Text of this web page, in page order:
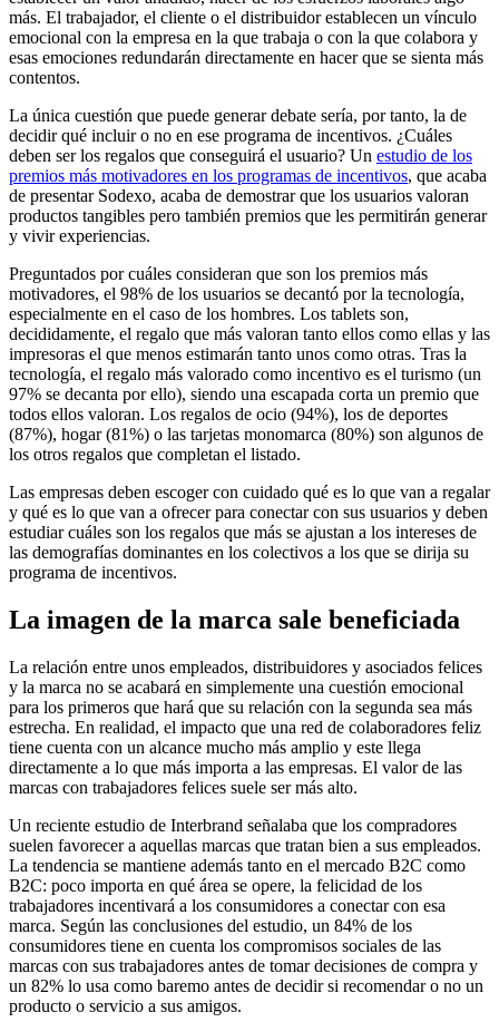
más. El trabajador, el cliente o el distribuidor establecen un vínculo
emocional con la empresa en la que trabaja o con la que colabora y
esas emociones redundarán directamente en hacer que se sienta más
contentos.
La única cuestión que puede generar debate sería, por tanto, la de
decidir qué incluir o no en ese programa de incentivos. ¿Cuáles
deben ser los regalos que conseguirá el usuario? Un estudio de los
premios más motivadores en los programas de incentivos, que acaba
de presentar Sodexo, acaba de demostrar que los usuarios valoran
productos tangibles pero también premios que les permitirán generar
y vivir experiencias.
Preguntados por cuáles consideran que son los premios más
motivadores, el 98% de los usuarios se decantó por la tecnología,
especialmente en el caso de los hombres. Los tablets son,
decididamente, el regalo que más valoran tanto ellos como ellas y las
impresoras el que menos estimarán tanto unos como otras. Tras la
tecnología, el regalo más valorado como incentivo es el turismo (un
97% se decanta por ello), siendo una escapada corta un premio que
todos ellos valoran. Los regalos de ocio (94%), los de deportes
(87%), hogar (81%) o las tarjetas monomarca (80%) son algunos de
los otros regalos que completan el listado.
Las empresas deben escoger con cuidado qué es lo que van a regalar
y qué es lo que van a ofrecer para conectar con sus usuarios y deben
estudiar cuáles son los regalos que más se ajustan a los intereses de
las demografías dominantes en los colectivos a los que se dirija su
programa de incentivos.
La imagen de la marca sale beneficiada
La relación entre unos empleados, distribuidores y asociados felices
y la marca no se acabará en simplemente una cuestión emocional
para los primeros que hará que su relación con la segunda sea más
estrecha. En realidad, el impacto que una red de colaboradores feliz
tiene cuenta con un alcance mucho más amplio y este llega
directamente a lo que más importa a las empresas. El valor de las
marcas con trabajadores felices suele ser más alto.
Un reciente estudio de Interbrand señalaba que los compradores
suelen favorecer a aquellas marcas que tratan bien a sus empleados.
La tendencia se mantiene además tanto en el mercado B2C como
B2C: poco importa en qué área se opere, la felicidad de los
trabajadores incentivará a los consumidores a conectar con esa
marca. Según las conclusiones del estudio, un 84% de los
consumidores tiene en cuenta los compromisos sociales de las
marcas con sus trabajadores antes de tomar decisiones de compra y
un 82% lo usa como baremo antes de decidir si recomendar o no un
producto o servicio a sus amigos.